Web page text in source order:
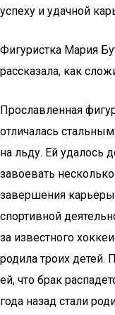
успеху и удачной
Фигуристка Мария
рассказала, как
Прославленная
отличалась
на льду. Ей удалось
завоевать
завершения
спортивной
за известного
родила троих детей.
ей, что брак
года назад стали